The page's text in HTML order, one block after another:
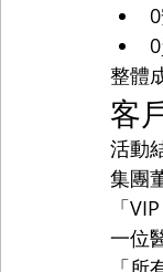
整體
客
活動
集團
「
一位